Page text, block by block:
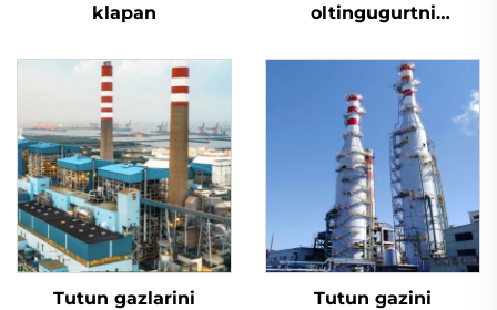
klapan
oltingugurtni
mo'ljallangan tiqin
valfi
Tutun gazlarini
Tutun gazini